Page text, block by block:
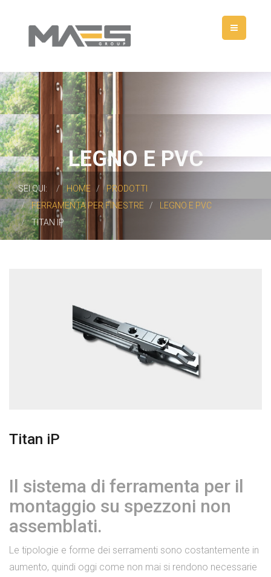
LEGNO E PVC
SEI QUI: HOME
PRODOTTI
FERRAMENTA PER FINESTRE
LEGNO E PVC
TITAN IP
Titan iP
Il sistema di ferramenta per il
montaggio su spezzoni non
assemblati.
Le tipologie e forme dei serramenti sono costantemente in
aumento, quindi oggi come non mai si rendono necessarie